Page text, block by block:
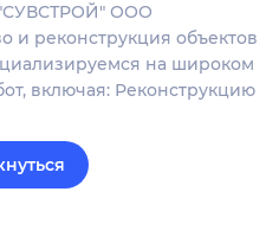
ООО
и реконструкция объектов
на широком
включая: Реконструкцию